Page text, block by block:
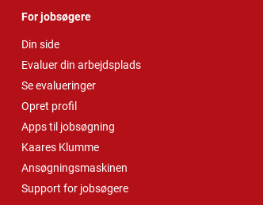
For jobsøgere
Din side
Evaluer din arbejdsplads
Se evalueringer
Opret profil
Apps til jobsøgning
Kaares Klumme
Ansøgningsmaskinen
Support for jobsøgere